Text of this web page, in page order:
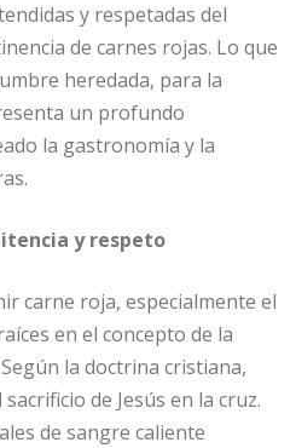
y respetadas del
de carnes rojas. Lo que
heredada, para la
un profundo
la gastronomía y la
y respeto
carne roja, especialmente el
en el concepto de la
la doctrina cristiana,
de Jesús en la cruz.
de sangre caliente